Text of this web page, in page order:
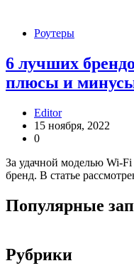
Роутеры
6 лучших
плюсы и
Editor
15 ноября, 2022
0
За удачной моделью Wi-Fi
бренд. В статье
Популярные
Рубрики